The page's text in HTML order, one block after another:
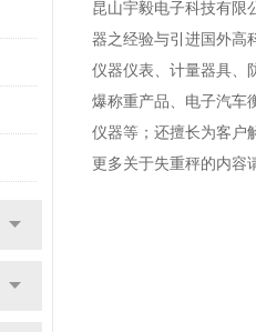
昆山宇毅电子科技有限
器之经验与引进国外高
仪器仪表、计量器具、
爆称重产品、电子汽车
仪器等；还擅长为客户
更多关于失重秤的内容